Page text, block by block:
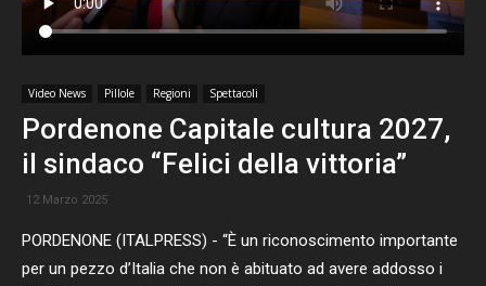
Video News Pillole Regioni Spettacoli
Pordenone Capitale cultura 2027,
il sindaco “Felici della vittoria”
12 Marzo 2025
PORDENONE (ITALPRESS) - “È un riconoscimento importante
per un pezzo d’Italia che non è abituato ad avere addosso i